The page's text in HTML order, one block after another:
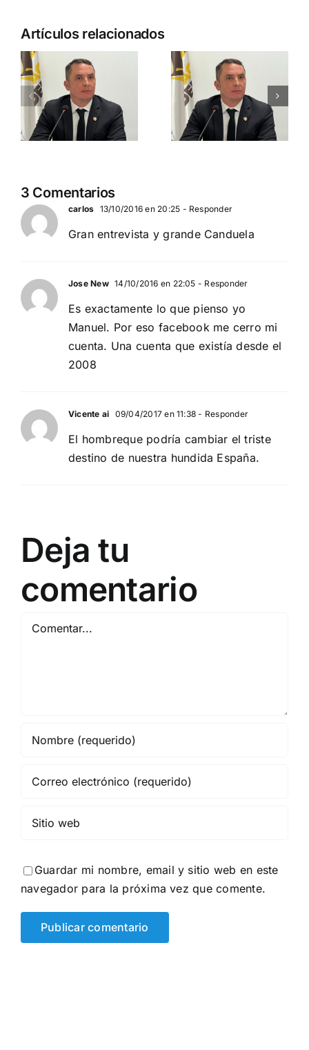
Artículos relacionados
España:
entre la
traición, la
corrupción
y la
sumisión
globalista
DEMOCRACIA
No a la
cultura de
la muerte
PEDRO CHAPARRO
(PRESIDENTE
3 Comentarios
carlos 13/10/2016 en 20:25 - Responder
Gran entrevista y grande Canduela
Jose New 14/10/2016 en 22:05 - Responder
Es exactamente lo que pienso yo
Manuel. Por eso facebook me cerro mi
cuenta. Una cuenta que existía desde el
2008
Vicente ai 09/04/2017 en 11:38 - Responder
El hombreque podría cambiar el triste
destino de nuestra hundida España.
Deja tu
comentario
Guardar mi nombre, email y sitio web en este
navegador para la próxima vez que comente.